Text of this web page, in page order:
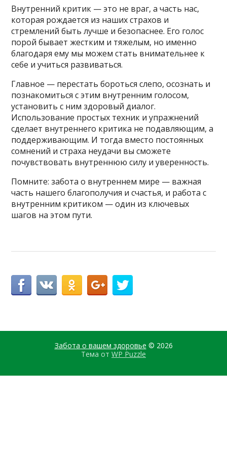
Внутренний критик — это не враг, а часть нас,
которая рождается из наших страхов и
стремлений быть лучше и безопаснее. Его голос
порой бывает жестким и тяжелым, но именно
благодаря ему мы можем стать внимательнее к
себе и учиться развиваться.
Главное — перестать бороться слепо, осознать и
познакомиться с этим внутренним голосом,
установить с ним здоровый диалог.
Использование простых техник и упражнений
сделает внутреннего критика не подавляющим, а
поддерживающим. И тогда вместо постоянных
сомнений и страха неудачи вы сможете
почувствовать внутреннюю силу и уверенность.
Помните: забота о внутреннем мире — важная
часть нашего благополучия и счастья, и работа с
внутренним критиком — один из ключевых
шагов на этом пути.
Забота о вашем здоровье © 2026
Тема от WP Puzzle